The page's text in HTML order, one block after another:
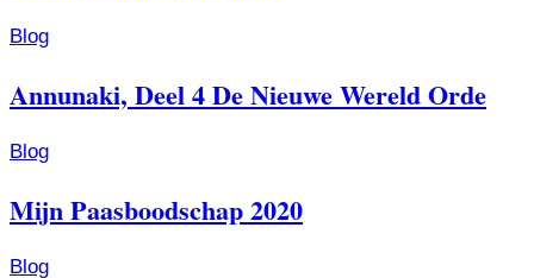
Blog
Annunaki, Deel 4 De Nieuwe Wereld Orde
Blog
Mijn Paasboodschap 2020
Blog